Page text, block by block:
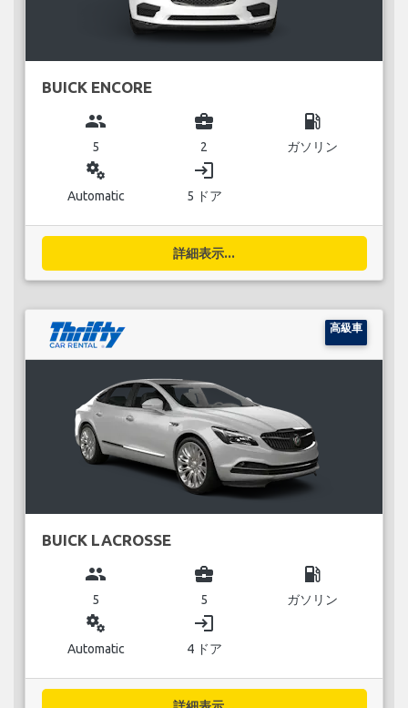
BUICK ENCORE
group
5
business_center
2
local_gas_station
ガソリン
miscellaneous_services
Automatic
login
5 ドア
詳細表示...
高級車
BUICK LACROSSE
group
5
business_center
5
local_gas_station
ガソリン
miscellaneous_services
Automatic
login
4 ドア